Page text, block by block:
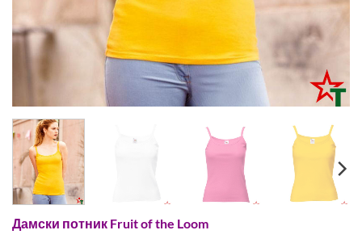
Дамски потник Fruit of the Loom